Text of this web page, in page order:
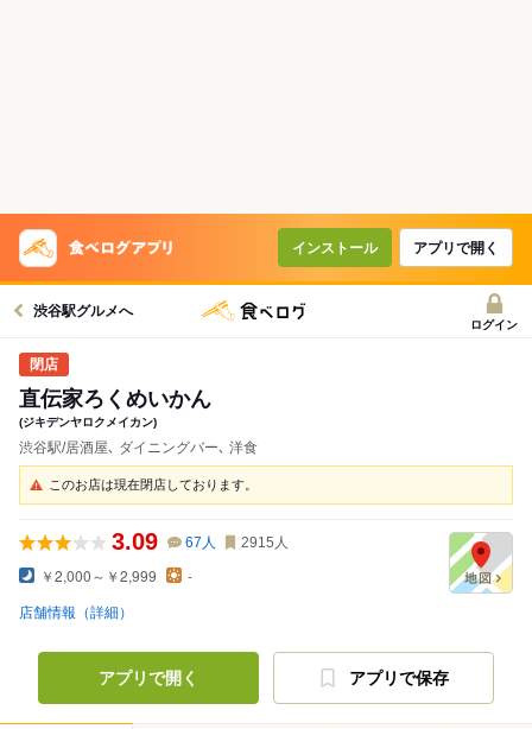
インストール アプリで開く
渋谷駅グルメへ
ログイン
直伝家ろくめいかん
(ジキデンヤロクメイカン)
渋谷駅/居酒屋､ ダイニングバー､ 洋食
このお店は現在閉店しております。
3.09 67 人 2915 人
￥2,000～￥2,999 -
店舗情報（詳細）
アプリで開く アプリで保存